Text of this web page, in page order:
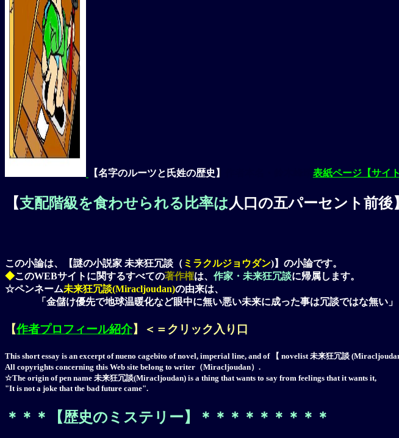
【名字のルーツと氏姓の歴史】 表紙ページ【サイ
【支配階級を食わせられる比率は 人口の五パーセント前後】
この小論は、【謎の小説家 未来狂冗談（ ミラクルジョウダン)】の小論です。
◆このWEBサイトに関するすべての著作権は、 作家・未来狂冗談に帰属します。
☆ペンネーム未来狂冗談(Miracljoudan)の由来は、
「金儲け優先で地球温暖化など眼中に無い悪い未来に成った事は冗談ではな無い」
【作者プロフィール紹介】＜＝クリック入り口
This short essay is an excerpt of nueno cagebito of novel, imperial line, and of 【 novelist 未来狂冗談
All copyrights concerning this Web site belong to writer（Miracljoudan）.
☆The origin of pen name 未来狂冗談(Miracljoudan) is a thing that wants to say from feelings that it wants it,
"It is not a joke that the bad future came".
＊＊＊【歴史のミステリー】＊＊＊＊＊＊＊＊＊